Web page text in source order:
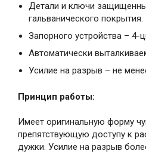
Детали и ключи
гальванического покрытия.
Запорного устройства – 4-
Автоматически
Усилие на разрыв – не
Принцип работы:
Имеет оригинальную форму
препятствующую доступу к
дужки. Усилие на разрыв